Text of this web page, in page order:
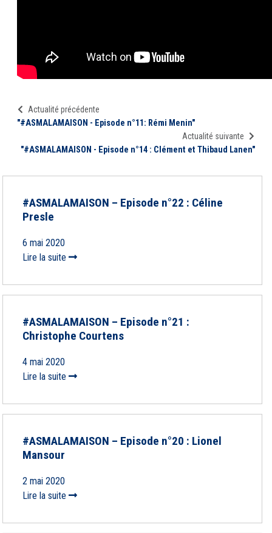
Actualité précédente
"#ASMALAMAISON - Episode n°11: Rémi Menin"
Actualité suivante
"#ASMALAMAISON - Episode n°14 : Clément et Thibaud Lanen"
#ASMALAMAISON – Episode n°22 : Céline
Presle
6 mai 2020
Lire la suite
#ASMALAMAISON – Episode n°21 :
Christophe Courtens
4 mai 2020
Lire la suite
#ASMALAMAISON – Episode n°20 : Lionel
Mansour
2 mai 2020
Lire la suite